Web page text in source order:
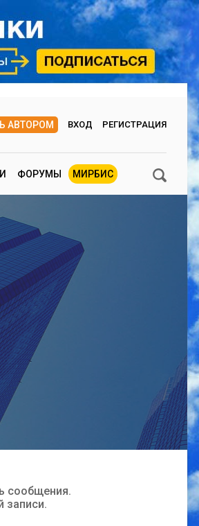
АВТОРОМ ВХОД РЕГИСТРАЦИЯ
ФОРУМЫ МИРБИС
сообщения.
записи.